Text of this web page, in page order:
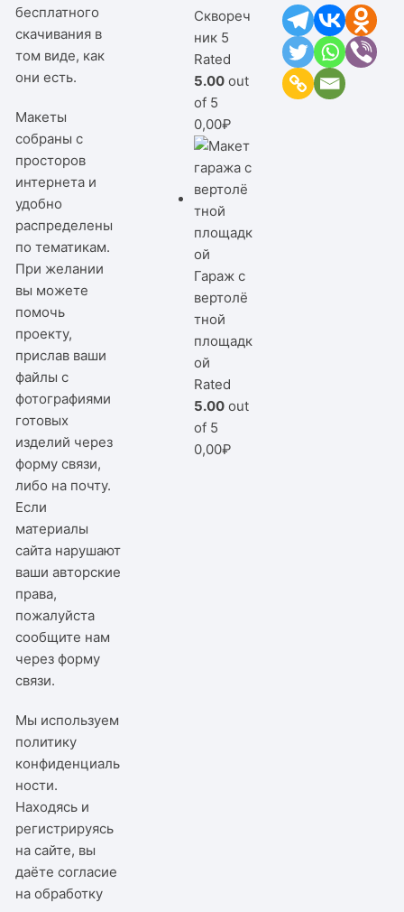
бесплатного
скачивания в
том виде, как
они есть.
Макеты
собраны с
просторов
интернета и
удобно
распределены
по тематикам.
При желании
вы можете
помочь
проекту,
прислав ваши
файлы с
фотографиями
готовых
изделий через
форму связи,
либо на почту.
Если
материалы
сайта нарушают
ваши авторские
права,
пожалуйста
сообщите нам
черезформу
связи.
Мы используем
политику
конфиденциаль
ности.
Находясь и
регистрируясь
на сайте, вы
даёте согласие
на обработку
Сквореч
ник 5
Rated
5.00 out
of 5
0,00₽
Гараж с
вертолё
тной
площадк
ой
Rated
5.00 out
of 5
0,00₽